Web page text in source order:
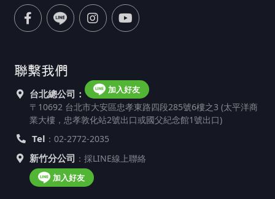
聯繫我們
台北總公司： 加入好友
〒10692 台北市大安區忠孝東路四段285號6樓之3 (太平洋商
業大樓，忠孝敦化站2號出口或國父紀念館1號出口)
Tel ：02-2772-2035
新竹分公司 ：採LINE線上聯絡
加入好友